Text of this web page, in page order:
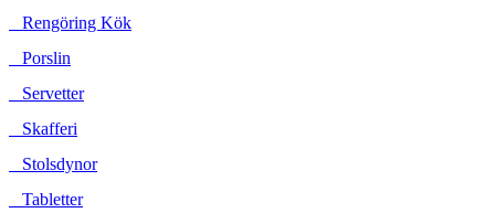
Rengöring Kök
Porslin
Servetter
Skafferi
Stolsdynor
Tabletter